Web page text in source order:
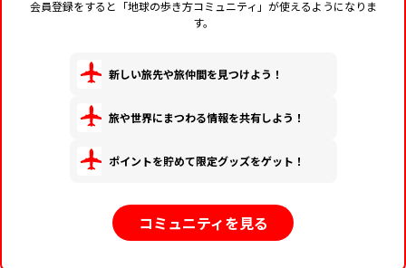
会員登録をすると「地球の歩き方コミュニティ」が使えるようになりま
す。
新しい旅先や旅仲間を見つけよう！
旅や世界にまつわる情報を共有しよう！
ポイントを貯めて限定グッズをゲット！
コミュニティを見る